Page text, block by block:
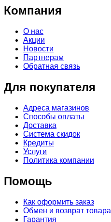
Компания
О нас
Акции
Новости
Партнерам
Обратная связь
Для покупателя
Адреса магазинов
Способы оплаты
Доставка
Система скидок
Кредиты
Услуги
Политика компании
Помощь
Как оформить заказ
Обмен и возврат товара
Гарантия